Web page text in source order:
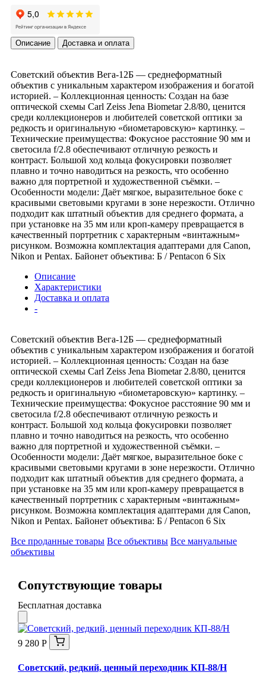
Описание Доставка и оплата
Советский объектив Вега-12Б — среднеформатный
объектив с уникальным характером изображения и богатой
историей. – Коллекционная ценность: Создан на базе
оптической схемы Carl Zeiss Jena Biometar 2.8/80, ценится
среди коллекционеров и любителей советской оптики за
редкость и оригинальную «биометаровскую» картинку. –
Технические преимущества: Фокусное расстояние 90 мм и
светосила f/2.8 обеспечивают отличную резкость и
контраст. Большой ход кольца фокусировки позволяет
плавно и точно наводиться на резкость, что особенно
важно для портретной и художественной съёмки. –
Особенности модели: Даёт мягкое, выразительное боке с
красивыми световыми кругами в зоне нерезкости. Отлично
подходит как штатный объектив для среднего формата, а
при установке на 35 мм или кроп-камеру превращается в
качественный портретник с характерным «винтажным»
рисунком. Возможна комплектация адаптерами для Canon,
Nikon и Pentax. Байонет объектива: Б / Pentacon 6 Six
Описание
Характеристики
Доставка и оплата
-
Советский объектив Вега-12Б — среднеформатный
объектив с уникальным характером изображения и богатой
историей. – Коллекционная ценность: Создан на базе
оптической схемы Carl Zeiss Jena Biometar 2.8/80, ценится
среди коллекционеров и любителей советской оптики за
редкость и оригинальную «биометаровскую» картинку. –
Технические преимущества: Фокусное расстояние 90 мм и
светосила f/2.8 обеспечивают отличную резкость и
контраст. Большой ход кольца фокусировки позволяет
плавно и точно наводиться на резкость, что особенно
важно для портретной и художественной съёмки. –
Особенности модели: Даёт мягкое, выразительное боке с
красивыми световыми кругами в зоне нерезкости. Отлично
подходит как штатный объектив для среднего формата, а
при установке на 35 мм или кроп-камеру превращается в
качественный портретник с характерным «винтажным»
рисунком. Возможна комплектация адаптерами для Canon,
Nikon и Pentax. Байонет объектива: Б / Pentacon 6 Six
Все проданные товары Все объективы Все мануальные
объективы
Сопутствующие товары
Бесплатная доставка
9 280 Р
Советский, редкий, ценный переходник КП-88/Н